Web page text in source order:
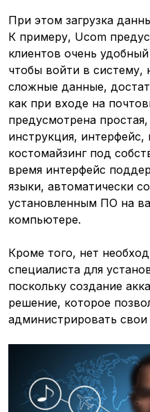
При этом загрузка
К примеру, Ucom
клиентов очень удобный
чтобы войти в систему,
сложные данные,
как при входе на
предусмотрена
инструкция, интерфейс,
костомайзинг под
время интерфейс
языки, автоматически
установленным ПО на
компьютере.
Кроме того, нет
специалиста для
поскольку создание
решение, которое
администрировать свои